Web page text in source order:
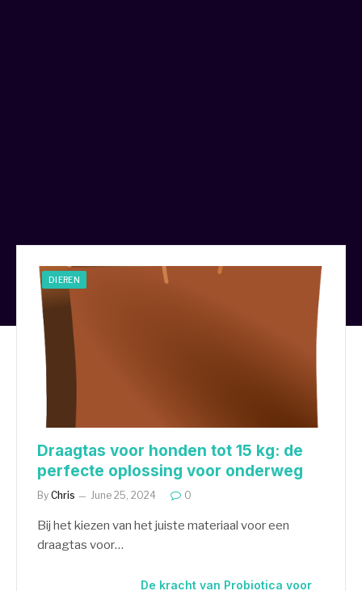
DIEREN
Draagtas voor honden tot 15 kg: de
perfecte oplossing voor onderweg
By Chris June 25, 2024 0
Bij het kiezen van het juiste materiaal voor een
draagtas voor…
De kracht van Probiotica voor